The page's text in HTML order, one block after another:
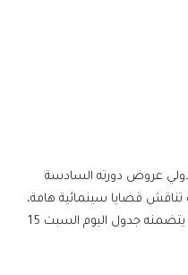
عروض دورته السادسة
تناقش قضايا سينمائية هامة،
وفي السطور التالية نستعرض أبرز ما يتضمنه جدول اليوم السبت 15